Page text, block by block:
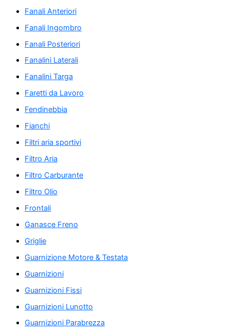
Fanali Anteriori
Fanali Ingombro
Fanali Posteriori
Fanalini Laterali
Fanalini Targa
Faretti da Lavoro
Fendinebbia
Fianchi
Filtri aria sportivi
Filtro Aria
Filtro Carburante
Filtro Olio
Frontali
Ganasce Freno
Griglie
Guarnizione Motore & Testata
Guarnizioni
Guarnizioni Fissi
Guarnizioni Lunotto
Guarnizioni Parabrezza